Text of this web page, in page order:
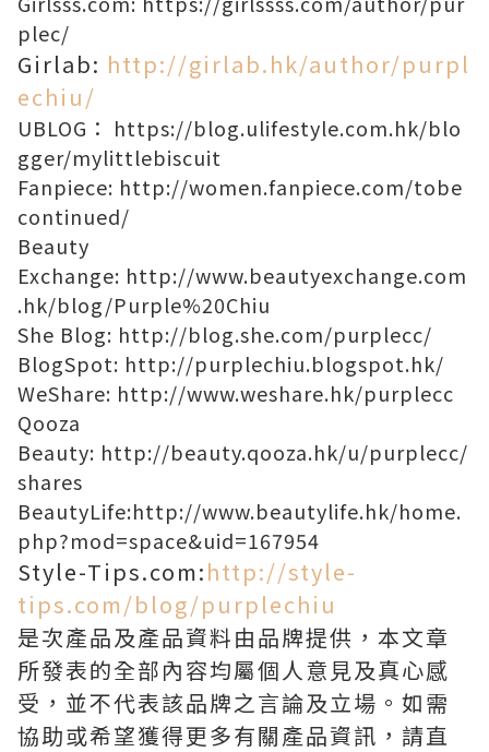
plec/
Girlab: http://girlab.hk/author/purpl
echiu/
UBLOG： https://blog.ulifestyle.com.hk/blo
gger/mylittlebiscuit
Fanpiece: http://women.fanpiece.com/tobe
continued/
Beauty
Exchange: http://www.beautyexchange.com
.hk/blog/Purple%20Chiu
She Blog: http://blog.she.com/purplecc/
BlogSpot: http://purplechiu.blogspot.hk/
WeShare: http://www.weshare.hk/purplecc
Qooza
Beauty: http://beauty.qooza.hk/u/purplecc/
shares
BeautyLife:http://www.beautylife.hk/home.
php?mod=space&uid=167954
Style-Tips.com:http://style-
tips.com/blog/purplechiu
是次產品及產品資料由品牌提供，本文章
所發表的全部內容均屬個人意見及真心感
受，並不代表該品牌之言論及立場。如需
協助或希望獲得更多有關產品資訊，請直